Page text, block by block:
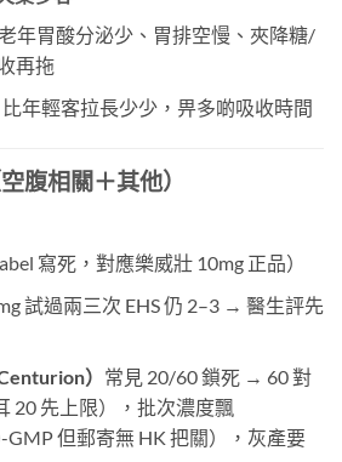
年胃酸分泌少、胃排空慢、夾降糖/
再拖
年輕客拉長少少，畀多啲吸收時間
腹相關＋其他）
寫死，對應樂威壯 10mg 正品）
試過兩三次 EHS 仍 2–3 → 醫生評先
） 常見 20/60 鎖死 → 60 對
20 先上限），批次濃度飄
GMP 但郵寄無 HK 把關），灰產要